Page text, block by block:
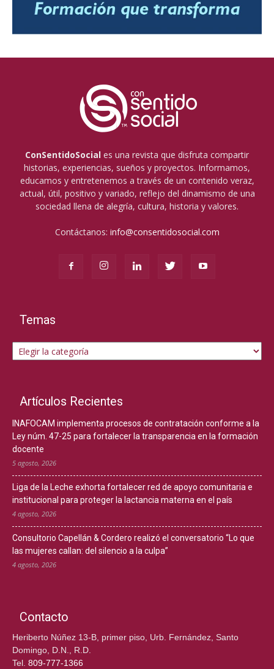
ConSentidoSocial es una revista que disfruta compartir
historias, experiencias, sueños y proyectos. Informamos,
educamos y entretenemos a través de un contenido veraz,
actual, útil, positivo y variado, reflejo del dinamismo de una
sociedad llena de alegría, cultura, historia y valores.
Contáctanos: info@consentidosocial.com
Temas
Temas
Artículos Recientes
INAFOCAM implementa procesos de contratación conforme a la
Ley núm. 47-25 para fortalecer la transparencia en la formación
docente
5 agosto, 2026
Liga de la Leche exhorta fortalecer red de apoyo comunitaria e
institucional para proteger la lactancia materna en el país
4 agosto, 2026
Consultorio Capellán & Cordero realizó el conversatorio “Lo que
las mujeres callan: del silencio a la culpa”
4 agosto, 2026
Contacto
Heriberto Núñez 13-B, primer piso, Urb. Fernández, Santo
Domingo, D.N., R.D.
Tel. 809-777-1366